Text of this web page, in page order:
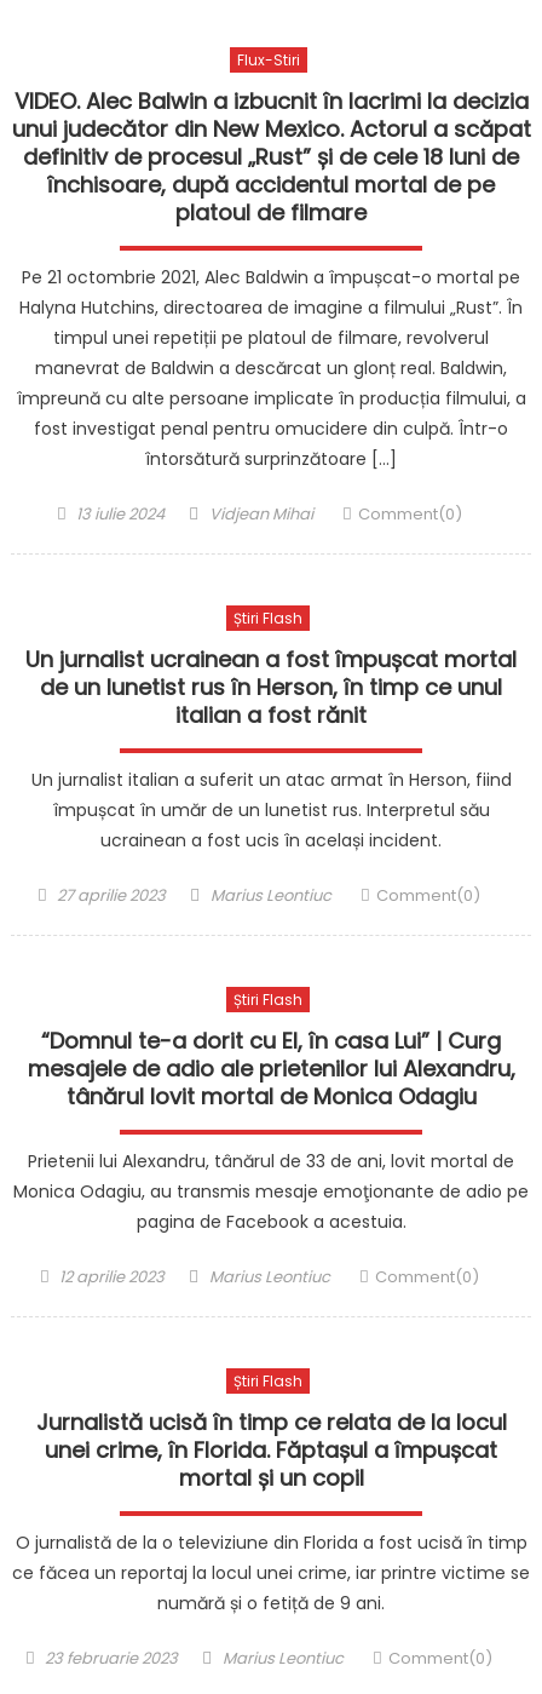
Flux-Stiri
VIDEO. Alec Balwin a izbucnit în lacrimi la decizia
unui judecător din New Mexico. Actorul a scăpat
definitiv de procesul „Rust” și de cele 18 luni de
închisoare, după accidentul mortal de pe
platoul de filmare
Pe 21 octombrie 2021, Alec Baldwin a împușcat-o mortal pe
Halyna Hutchins, directoarea de imagine a filmului „Rust”. În
timpul unei repetiții pe platoul de filmare, revolverul
manevrat de Baldwin a descărcat un glonț real. Baldwin,
împreună cu alte persoane implicate în producția filmului, a
fost investigat penal pentru omucidere din culpă. Într-o
întorsătură surprinzătoare […]
Posted
13 iulie 2024 Author
Vidjean Mihai Comment(0)
Știri Flash
Un jurnalist ucrainean a fost împușcat mortal
de un lunetist rus în Herson, în timp ce unul
italian a fost rănit
Un jurnalist italian a suferit un atac armat în Herson, fiind
împușcat în umăr de un lunetist rus. Interpretul său
ucrainean a fost ucis în același incident.
Posted
27 aprilie 2023 Author
Marius Leontiuc Comment(0)
Știri Flash
“Domnul te-a dorit cu El, în casa Lui” | Curg
mesajele de adio ale prietenilor lui Alexandru,
tânărul lovit mortal de Monica Odagiu
Prietenii lui Alexandru, tânărul de 33 de ani, lovit mortal de
Monica Odagiu, au transmis mesaje emoţionante de adio pe
pagina de Facebook a acestuia.
Posted
12 aprilie 2023 Author
Marius Leontiuc Comment(0)
Știri Flash
Jurnalistă ucisă în timp ce relata de la locul
unei crime, în Florida. Făptașul a împușcat
mortal și un copil
O jurnalistă de la o televiziune din Florida a fost ucisă în timp
ce făcea un reportaj la locul unei crime, iar printre victime se
numără și o fetiță de 9 ani.
Posted
23 februarie 2023 Author
Marius Leontiuc Comment(0)